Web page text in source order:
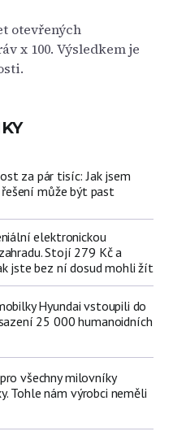
otevřených
x 100. Výsledkem je
za pár tisíc: Jak jsem
může být past
elektronickou
Stojí 279 Kč a
jste bez ní dosud mohli žít
Hyundai vstoupili do
25 000 humanoidních
všechny milovníky
Tohle nám výrobci neměli